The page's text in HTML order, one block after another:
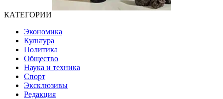
КАТЕГОРИИ
Экономика
Культура
Политика
Общество
Наука и техника
Спорт
Эксклюзивы
Редакция